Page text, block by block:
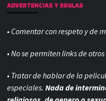
ADVERTENCIAS Y REGLAS
• Comentar con respeto y de
• No se permiten links de otros
• Tratar de hablar de la
especiales. Nada de